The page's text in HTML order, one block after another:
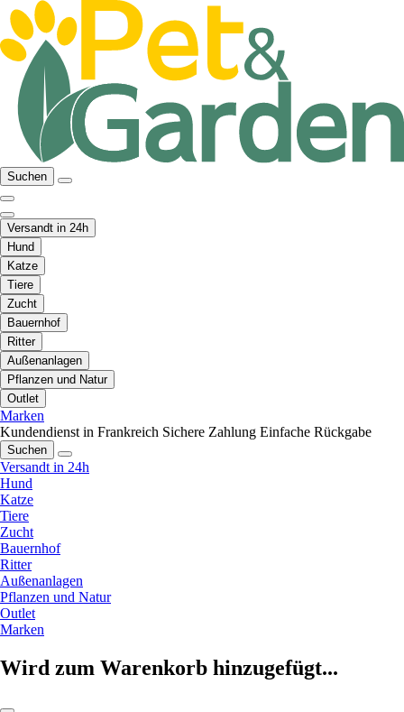
Suchen
Versandt in 24h
Hund
Katze
Tiere
Zucht
Bauernhof
Ritter
Außenanlagen
Pflanzen und Natur
Outlet
Marken
Kundendienst in Frankreich Sichere Zahlung Einfache Rückgabe
Suchen
Versandt in 24h
Hund
Katze
Tiere
Zucht
Bauernhof
Ritter
Außenanlagen
Pflanzen und Natur
Outlet
Marken
Wird zum Warenkorb hinzugefügt...